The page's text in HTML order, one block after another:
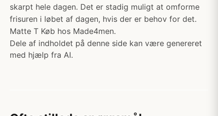
skarpt hele dagen. Det er stadig muligt at omforme
frisuren i løbet af dagen, hvis der er behov for det.
Matte T Køb hos Made4men.
Dele af indholdet på denne side kan være genereret
med hjælp fra AI.